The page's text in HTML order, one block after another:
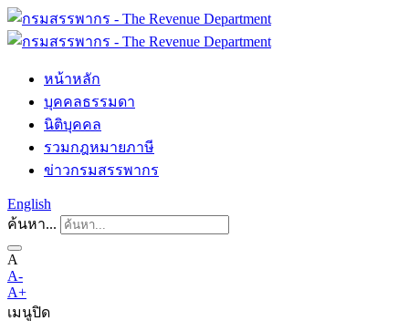
หน้าหลัก
บุคคลธรรมดา
นิติบุคคล
รวมกฎหมายภาษี
ข่าวกรมสรรพากร
English
ค้นหา...
A
A-
A+
เมนูปิด